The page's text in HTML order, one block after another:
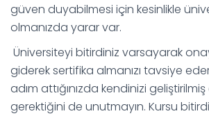
güven duyabilmesi için kesinlikle
olmanızda yarar var.
Üniversiteyi bitirdiniz varsayarak
giderek sertifika almanızı tavsiye
adım attığınızda kendinizi geliştirilmiş
gerektiğini de unutmayın. Kursu